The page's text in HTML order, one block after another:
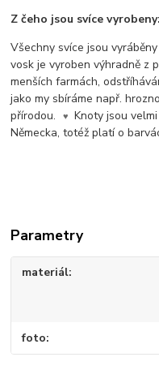
Z čeho jsou svíce vyrobeny:
Všechny svíce jsou
vosk je vyroben výhradně z
menších farmách,
jako my sbíráme např.
přírodou.
♥ Knoty jsou
Německa, totéž platí o
Parametry
materiál
foto